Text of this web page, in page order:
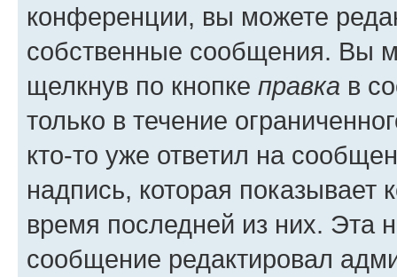
конференции, вы можете
собственные сообщения. Вы
щелкнув по кнопке правка в
только в течение
кто-то уже ответил на
надпись, которая показывает
время последней из них. Эта
сообщение редактировал